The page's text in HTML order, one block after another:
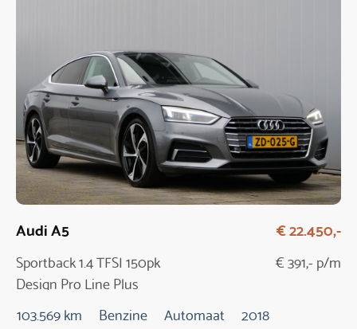
Audi A5
Sportback 1.4 TFSI 150pk
Design Pro Line Plus
Automaat
€ 22.450,-
€ 391,- p/m
103.569 km Benzine Automaat 2018